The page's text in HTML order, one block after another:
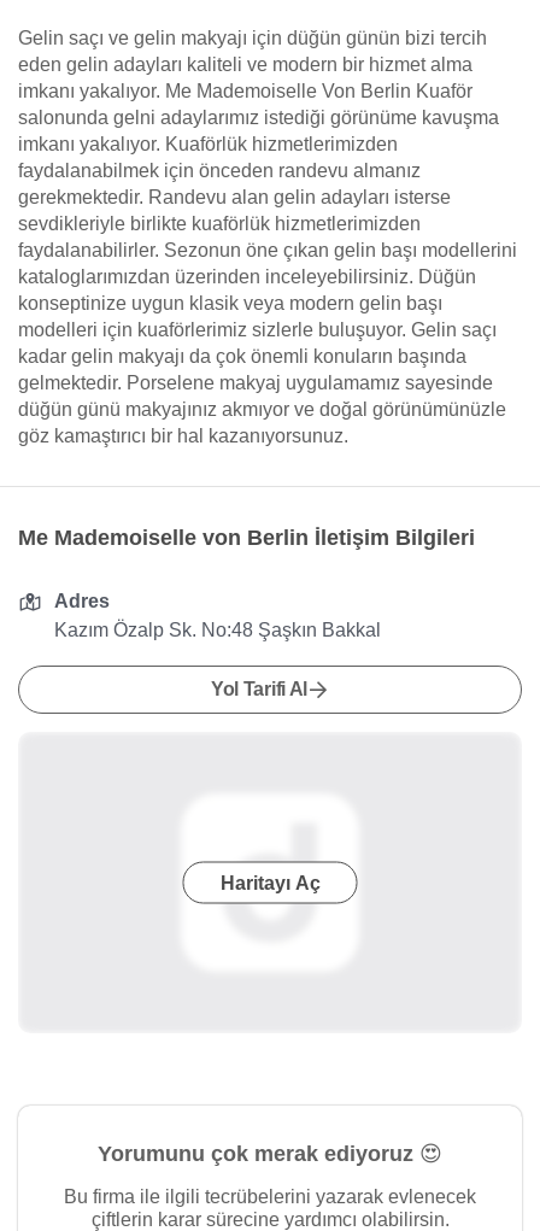
Gelin saçı ve gelin makyajı için düğün günün bizi tercih
eden gelin adayları kaliteli ve modern bir hizmet alma
imkanı yakalıyor. Me Mademoiselle Von Berlin Kuaför
salonunda gelni adaylarımız istediği görünüme kavuşma
imkanı yakalıyor. Kuaförlük hizmetlerimizden
faydalanabilmek için önceden randevu almanız
gerekmektedir. Randevu alan gelin adayları isterse
sevdikleriyle birlikte kuaförlük hizmetlerimizden
faydalanabilirler. Sezonun öne çıkan gelin başı modellerini
kataloglarımızdan üzerinden inceleyebilirsiniz. Düğün
konseptinize uygun klasik veya modern gelin başı
modelleri için kuaförlerimiz sizlerle buluşuyor. Gelin saçı
kadar gelin makyajı da çok önemli konuların başında
gelmektedir. Porselene makyaj uygulamamız sayesinde
düğün günü makyajınız akmıyor ve doğal görünümünüzle
göz kamaştırıcı bir hal kazanıyorsunuz.
Me Mademoiselle von Berlin İletişim Bilgileri
Adres
Kazım Özalp Sk. No:48 Şaşkın Bakkal
Yol Tarifi Al
Haritayı Aç
Yorumunu çok merak ediyoruz 😍
Bu firma ile ilgili tecrübelerini yazarak evlenecek
çiftlerin karar sürecine yardımcı olabilirsin.